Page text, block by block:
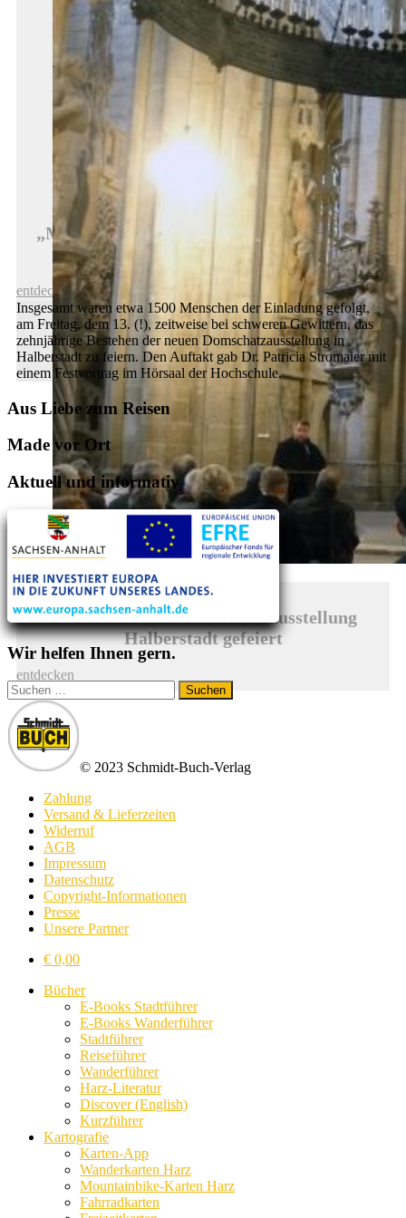
„Making of“ Ergänzung unseres Romanik-
entdecken
Zehn Jahre neue Domschatzausstellung
Halberstadt gefeiert
entdecken
Insgesamt waren etwa 1500 Menschen der Einladung gefolgt,
am Freitag, dem 13. (!), zeitweise bei schweren Gewittern, das
zehnjährige Bestehen der neuen Domschatzausstellung in
Halberstadt zu feiern. Den Auftakt gab Dr. Patricia Stromaier mit
einem Festvortrag im Hörsaal der Hochschule.
Aus Liebe zum Reisen
Made vor Ort
Aktuell und informativ
Wir helfen Ihnen gern.
Suchen
nach:
© 2023 Schmidt-Buch-Verlag
Zahlung
Versand & Lieferzeiten
Widerruf
AGB
Impressum
Datenschutz
Copyright-Informationen
Presse
Unsere Partner
€ 0,00
Bücher
E-Books Stadtführer
E-Books Wanderführer
Stadtführer
Reiseführer
Wanderführer
Harz-Literatur
Discover (English)
Kurzführer
Kartografie
Karten-App
Wanderkarten Harz
Mountainbike-Karten Harz
Fahrradkarten